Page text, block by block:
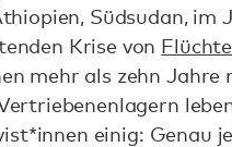
Südsudan, im
Krise von
mehr als zehn Jahre
einig: Genau